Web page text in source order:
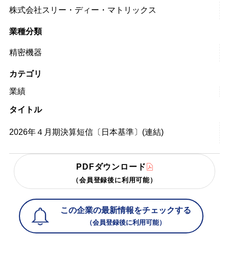
株式会社スリー・ディー・マトリックス
業種分類
精密機器
カテゴリ
業績
タイトル
2026年４月期決算短信〔日本基準〕(連結)
PDFダウンロード
（会員登録後に利用可能）
この企業の最新情報をチェックする
（会員登録後に利用可能）